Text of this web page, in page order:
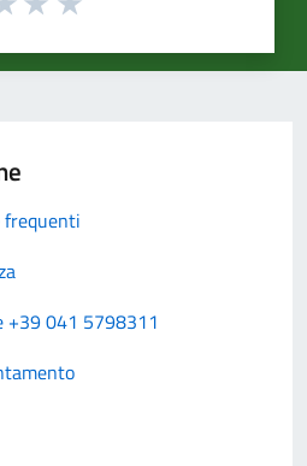
frequenti
+39 041 5798311